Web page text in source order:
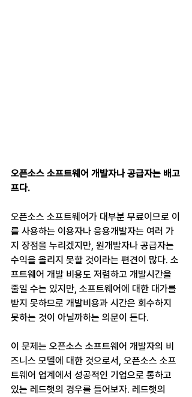
오픈소스 소프트웨어 개발자나 공급자는 배고
프다.
오픈소스 소프트웨어가 대부분 무료이므로 이
를 사용하는 이용자나 응용개발자는 여러 가
지 장점을 누리겠지만, 원개발자나 공급자는
수익을 올리지 못할 것이라는 편견이 많다. 소
프트웨어 개발 비용도 저렴하고 개발시간을
줄일 수는 있지만, 소프트웨어에 대한 대가를
받지 못하므로 개발비용과 시간은 회수하지
못하는 것이 아닐까하는 의문이 든다.
이 문제는 오픈소스 소프트웨어 개발자의 비
즈니스 모델에 대한 것으로서, 오픈소스 소프
트웨어 업계에서 성공적인 기업으로 통하고
있는 레드햇의 경우를 들어보자. 레드햇의